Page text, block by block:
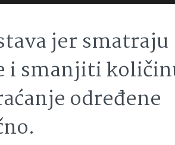
jer smatraju
i smanjiti
određene